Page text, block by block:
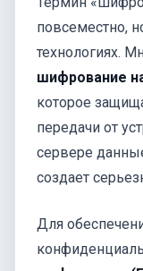
повсеместно,
технологиях.
шифрование
которое
передачи от
сервере
создает
Для